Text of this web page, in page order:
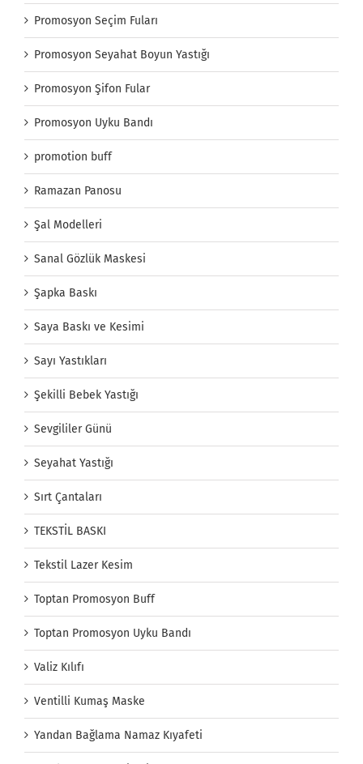
Promosyon Seçim Fuları
Promosyon Seyahat Boyun Yastığı
Promosyon Şifon Fular
Promosyon Uyku Bandı
promotion buff
Ramazan Panosu
Şal Modelleri
Sanal Gözlük Maskesi
Şapka Baskı
Saya Baskı ve Kesimi
Sayı Yastıkları
Şekilli Bebek Yastığı
Sevgililer Günü
Seyahat Yastığı
Sırt Çantaları
TEKSTİL BASKI
Tekstil Lazer Kesim
Toptan Promosyon Buff
Toptan Promosyon Uyku Bandı
Valiz Kılıfı
Ventilli Kumaş Maske
Yandan Bağlama Namaz Kıyafeti